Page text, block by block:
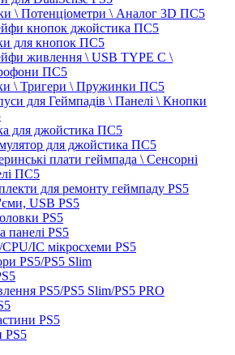
\ Потенціометри \ Аналог 3D ПС5
кнопок джойстика ПС5
для кнопок ПС5
живлення \ USB TYPE C \
ПС5
\ Тригери \ Пружинки ПС5
для Геймпадів \ Панелі \ Кнопки
для джойстика ПС5
для джойстика ПС5
плати геймпада \ Сенсорні
ПС5
для ремонту геймпаду PS5
USB PS5
PS5
панелі PS5
IC мікросхеми PS5
PS5/PS5 Slim
PS5/PS5 Slim/PS5 PRO
PS5
PS5